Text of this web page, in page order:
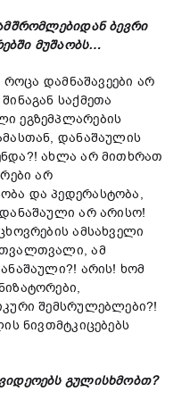
ბევრი
მუშაობს…
როცა დამნაშავეები არ
საქმეთა
ეგზემპლარების
დანაშაულის
ახლა არ მითხრათ
არ
და პედერასტობა,
არ არისო!
ამსახველი
ამ
არის! ხომ
შემსრულებლები?!
ნივთმტკიცებებს
გულისხმობთ?